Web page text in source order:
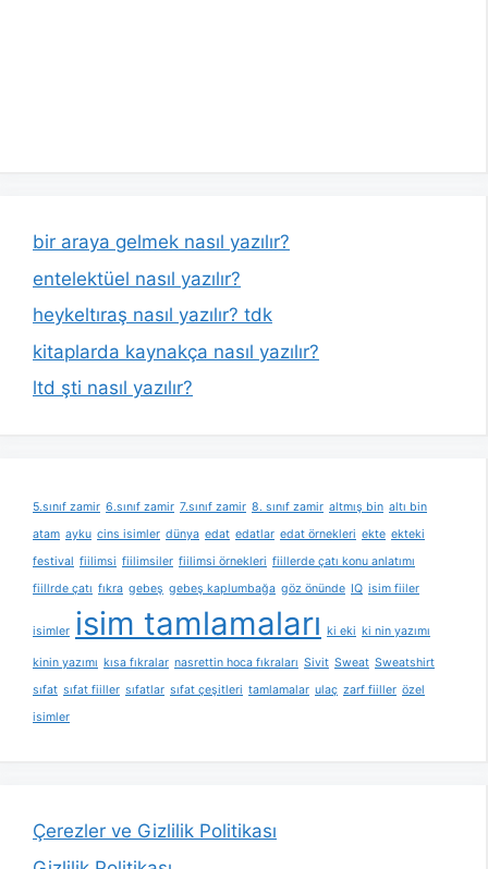
bir araya gelmek nasıl yazılır?
entelektüel nasıl yazılır?
heykeltıraş nasıl yazılır? tdk
kitaplarda kaynakça nasıl yazılır?
ltd şti nasıl yazılır?
5.sınıf zamir 6.sınıf zamir 7.sınıf zamir 8. sınıf zamir altmış bin altı bin
atam ayku cins isimler dünya edat edatlar edat örnekleri ekte ekteki
festival fiilimsi fiilimsiler fiilimsi örnekleri fiillerde çatı konu anlatımı
fiillrde çatı fıkra gebeş gebeş kaplumbağa göz önünde IQ isim fiiler
isimler isim tamlamaları ki eki ki nin yazımı
kinin yazımı kısa fıkralar nasrettin hoca fıkraları Sivit Sweat Sweatshirt
sıfat sıfat fiiller sıfatlar sıfat çeşitleri tamlamalar ulaç zarf fiiller özel
isimler
Çerezler ve Gizlilik Politikası